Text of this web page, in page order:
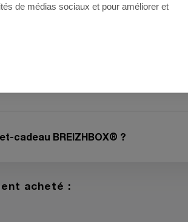
de médias sociaux et pour améliorer et
cadeau BREIZHBOX® ?
acheté :